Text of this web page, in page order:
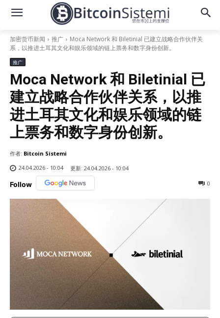
加密货币新闻 推广
Moca Network 和 Biletinial 已建立战略合作伙伴关
系，以推进土耳其文化和娱乐领域的链上票务和数字身份创新。
推广
Moca Network 和 Biletinial 已
建立战略合作伙伴关系，以推
进土耳其文化和娱乐领域的链
上票务和数字身份创新。
作者: Bitcoin Sistemi
24.04.2026 - 10:04
更新: 24.04.2026 - 10:04
Follow 0